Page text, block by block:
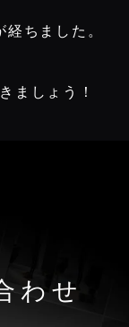
ちました。
ましょう！
わせ